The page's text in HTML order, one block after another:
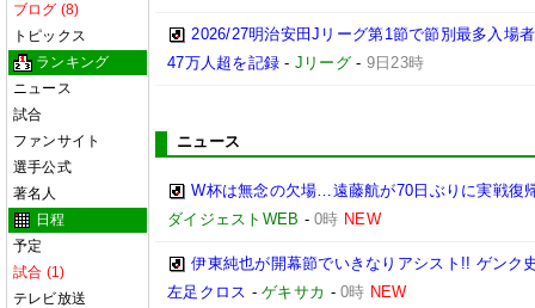
ブログ (8)
トピックス
ランキング
ニュース
試合
ファンサイト
選手公式
著名人
日程
予定
試合 (1)
テレビ放送
2026/27明治安田Jリーグ第1節で節別最多入場
47万人超を記録 - Jリーグ - 9日23時
ニュース
W杯は無念の欠場…遠藤航が70日ぶりに実戦復
ダイジェストWEB -0時 NEW
伊東純也が開幕節でいきなりアシスト!! ゲンク
左足クロス -ゲキサカ -0時 NEW